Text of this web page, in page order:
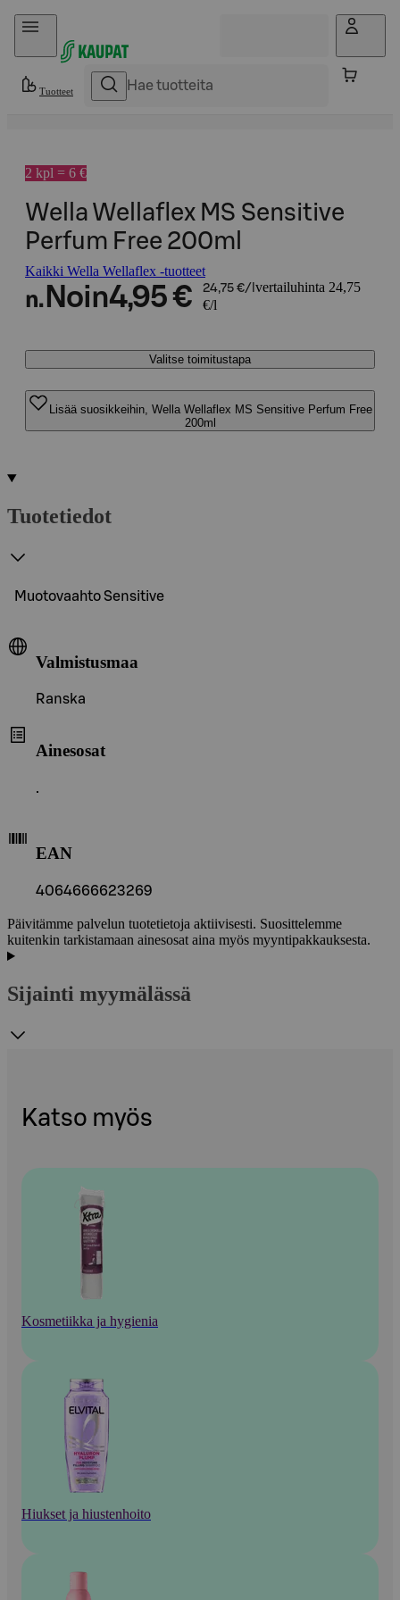
Hyppää sisältöön
Tuotteet
2 kpl = 6 €
Wella Wellaflex MS Sensitive
Perfum Free 200ml
Kaikki Wella Wellaflex -tuotteet
n. Noin4,95 € 24,75 €/l vertailuhinta 24,75
€/l
Valitse toimitustapa
Lisää suosikkeihin, Wella Wellaflex MS Sensitive Perfum Free
200ml
Tuotetiedot
Muotovaahto Sensitive
Valmistusmaa
Ranska
Ainesosat
.
EAN
4064666623269
Päivitämme palvelun tuotetietoja aktiivisesti. Suosittelemme
kuitenkin tarkistamaan ainesosat aina myös myyntipakkauksesta.
Sijainti myymälässä
Katso myös
Kosmetiikka ja hygienia
Hiukset ja hiustenhoito